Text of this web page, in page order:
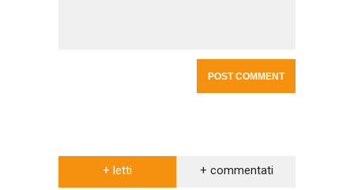
+ letti + commentati